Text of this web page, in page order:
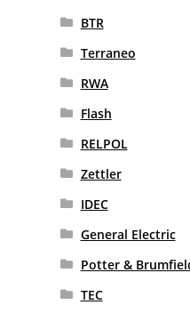
BTR
Terraneo
RWA
Flash
RELPOL
Zettler
IDEC
General Electric
Potter &
TEC